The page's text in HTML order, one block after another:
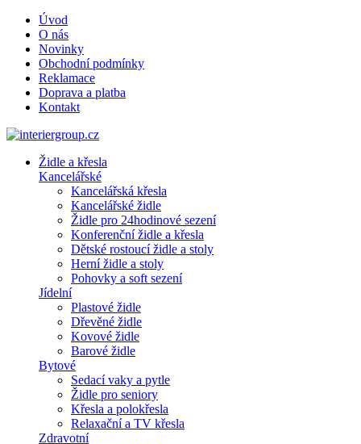
Úvod
O nás
Novinky
Obchodní podmínky
Reklamace
Doprava a platba
Kontakt
Židle a křesla
Kancelářské
Kancelářská křesla
Kancelářské židle
Židle pro 24hodinové sezení
Konferenční židle a křesla
Dětské rostoucí židle a stoly
Herní židle a stoly
Pohovky a soft sezení
Jídelní
Plastové židle
Dřevěné židle
Kovové židle
Barové židle
Bytové
Sedací vaky a pytle
Židle pro seniory
Křesla a polokřesla
Relaxační a TV křesla
Zdravotní